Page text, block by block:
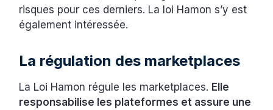
risques pour ces derniers. La loi Hamon s’y est
également intéressée.
La régulation des marketplaces
La Loi Hamon régule les marketplaces. Elle
responsabilise les plateformes et assure une